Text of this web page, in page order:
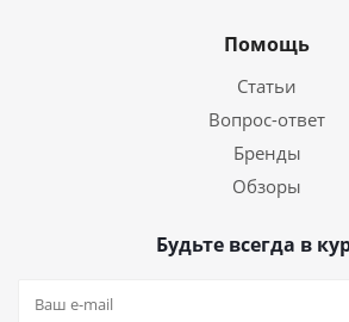
Помощь
Статьи
Вопрос-ответ
Бренды
Обзоры
Будьте всегда в